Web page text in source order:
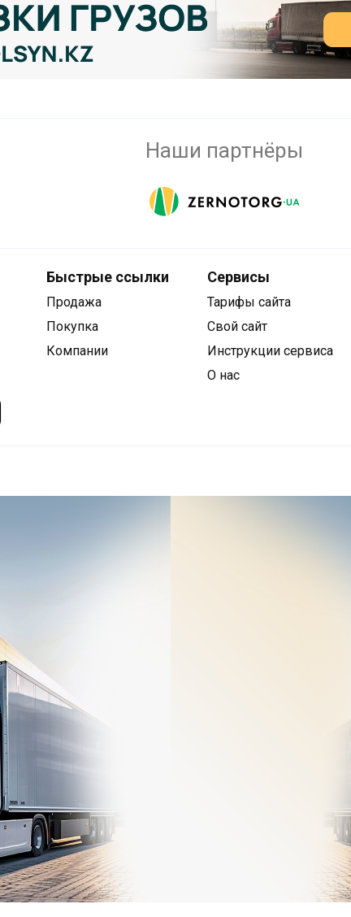
Наши партнёры
Быстрые ссылки
Продажа
Покупка
Компании
Сервисы
Тарифы сайта
Свой сайт
Инструкции сервиса
О нас